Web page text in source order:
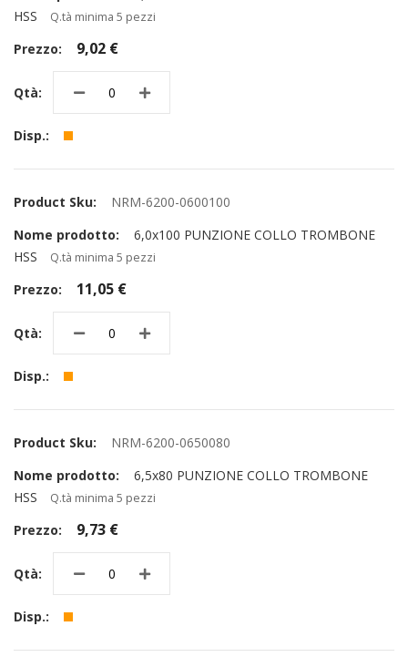
HSS
Q.tà minima 5 pezzi
9,02 €
NRM-6200-0600100
6,0x100 PUNZIONE COLLO TROMBONE
HSS
Q.tà minima 5 pezzi
11,05 €
NRM-6200-0650080
6,5x80 PUNZIONE COLLO TROMBONE
HSS
Q.tà minima 5 pezzi
9,73 €